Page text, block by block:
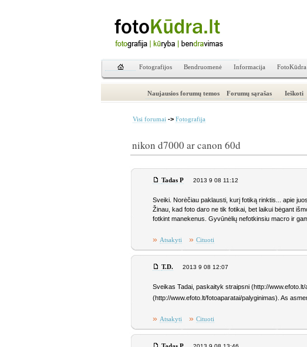
Fotografijos Bendruomenė Informacija FotoKūdra
Naujausios forumų temos Forumų sąrašas Ieškoti
Visi forumai -> Fotografija
nikon d7000 ar canon 60d
Tadas P 2013 9 08 11:12
Sveiki. Norėčiau paklausti, kurį fotiką rinktis... apie
Žinau, kad foto daro ne tik fotikai, bet laikui bėgant
fotkint manekenus. Gyvūnėlių nefotkinsiu macro ir
» Atsakyti » Cituoti
T.D. 2013 9 08 12:07
Sveikas Tadai, paskaityk straipsni (http://
(http://www.efoto.lt/fotoaparatai/palyginimas). As
» Atsakyti » Cituoti